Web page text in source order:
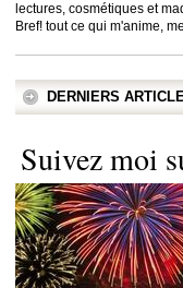
lectures, cosmétiques et
Bref! tout ce qui m'anime,
DERNIERS
Suivez moi